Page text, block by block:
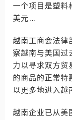
一个项目是塑料
美元…
越南工商会法律
察越南与美国过
力以寻求双方贸
的商品的正常特
以更多地进入越
越南企业已从美